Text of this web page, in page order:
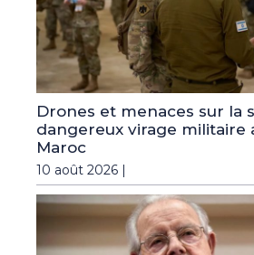
Drones et menaces sur la
dangereux virage militaire
Maroc
10 août 2026 |